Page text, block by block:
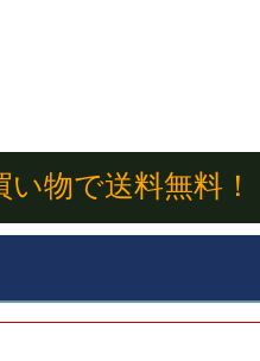
物で送料無料！